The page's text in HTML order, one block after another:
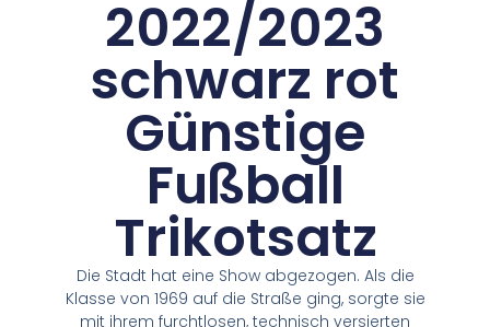
2022/2023
schwarz rot
Günstige
Fußball
Trikotsatz
Die Stadt hat eine Show abgezogen. Als die
Klasse von 1969 auf die Straße ging, sorgte sie
mit ihrem furchtlosen, technisch versierten